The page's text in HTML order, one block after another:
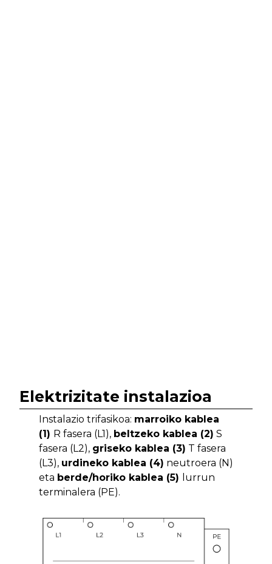
Elektrizitate instalazioa
Instalazio trifasikoa: marroiko kablea
(1) R fasera (L1), beltzeko kablea (2) S
fasera (L2), griseko kablea (3) T fasera
(L3), urdineko kablea (4) neutroera (N)
eta berde/horiko kablea (5)
lurrun
terminalera (PE).